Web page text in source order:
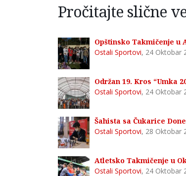
Pročitajte slične
Opštinsko Takmičenje u
Ostali Sportovi, 24 Oktobar
Održan 19. Kros “Umka
Ostali Sportovi, 24 Oktobar
Šahista sa Čukarice
Ostali Sportovi, 28 Oktobar
Atletsko Takmičenje u
Ostali Sportovi, 24 Oktobar